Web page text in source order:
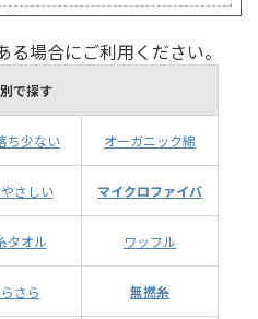
場合にご利用ください。
で探す
ち少ない オーガニック綿
さしい マイクロファイバ
タオル ワッフル
さら 無撚糸